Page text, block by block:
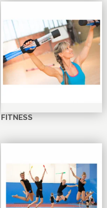
FITNESS